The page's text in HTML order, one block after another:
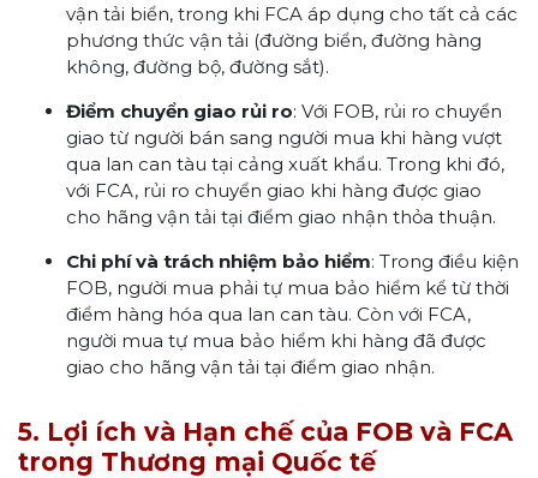
vận tải biển, trong khi FCA áp dụng cho tất cả các
phương thức vận tải (đường biển, đường hàng
không, đường bộ, đường sắt).
Điểm chuyển giao rủi ro: Với FOB, rủi ro chuyển
giao từ người bán sang người mua khi hàng vượt
qua lan can tàu tại cảng xuất khẩu. Trong khi đó,
với FCA, rủi ro chuyển giao khi hàng được giao
cho hãng vận tải tại điểm giao nhận thỏa thuận.
Chi phí và trách nhiệm bảo hiểm: Trong điều kiện
FOB, người mua phải tự mua bảo hiểm kể từ thời
điểm hàng hóa qua lan can tàu. Còn với FCA,
người mua tự mua bảo hiểm khi hàng đã được
giao cho hãng vận tải tại điểm giao nhận.
5. Lợi ích và Hạn chế của FOB và FCA
trong Thương mại Quốc tế